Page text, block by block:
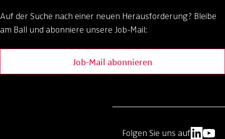
Auf der Suche nach einer neuen Herausforderung? Bleibe
am Ball und abonniere unsere Job-Mail:
Job-Mail abonnieren
Folgen Sie uns auf